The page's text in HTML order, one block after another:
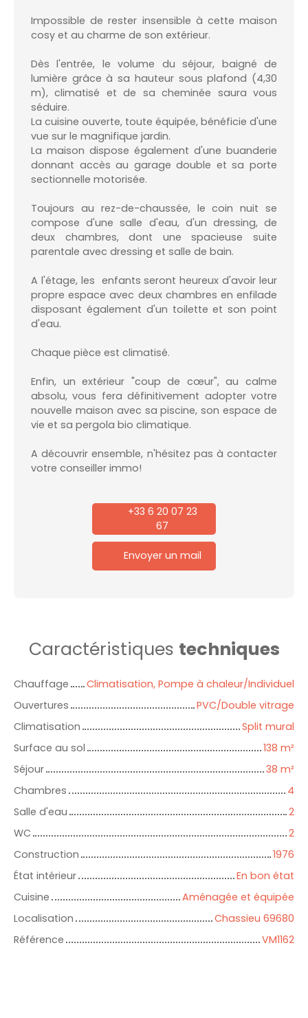
Impossible de rester insensible à cette maison
cosy et au charme de son extérieur.
Dès l'entrée, le volume du séjour, baigné de
lumière grâce à sa hauteur sous plafond (4,30
m), climatisé et de sa cheminée saura vous
séduire.
La cuisine ouverte, toute équipée, bénéficie d'une
vue sur le magnifique jardin.
La maison dispose également d'une buanderie
donnant accès au garage double et sa porte
sectionnelle motorisée.
Toujours au rez-de-chaussée, le coin nuit se
compose d'une salle d'eau, d'un dressing, de
deux chambres, dont une spacieuse suite
parentale avec dressing et salle de bain.
A l'étage, les enfants seront heureux d'avoir leur
propre espace avec deux chambres en enfilade
disposant également d'un toilette et son point
d'eau.
Chaque pièce est climatisé.
Enfin, un extérieur "coup de cœur", au calme
absolu, vous fera définitivement adopter votre
nouvelle maison avec sa piscine, son espace de
vie et sa pergola bio climatique.
A découvrir ensemble, n'hésitez pas à contacter
votre conseiller immo!
+33 6 20 07 23
67
Envoyer un mail
Caractéristiques techniques
Chauffage
Climatisation, Pompe à chaleur/Individuel
Ouvertures
PVC/Double vitrage
Climatisation
Split mural
Surface au sol
138 m²
Séjour
38 m²
Chambres
4
Salle d'eau
2
WC
2
Construction
1976
État intérieur
En bon état
Cuisine
Aménagée et équipée
Localisation
Chassieu 69680
Référence
VM1162